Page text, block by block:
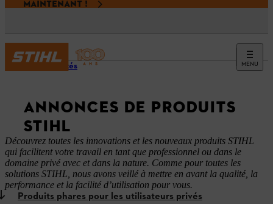
MAINTENANT !
MENU
Actualités
ANNONCES DE PRODUITS
STIHL
Découvrez toutes les innovations et les nouveaux produits STIHL
qui facilitent votre travail en tant que professionnel ou dans le
domaine privé avec et dans la nature. Comme pour toutes les
solutions STIHL, nous avons veillé à mettre en avant la qualité, la
performance et la facilité d’utilisation pour vous.
Produits phares pour les utilisateurs privés